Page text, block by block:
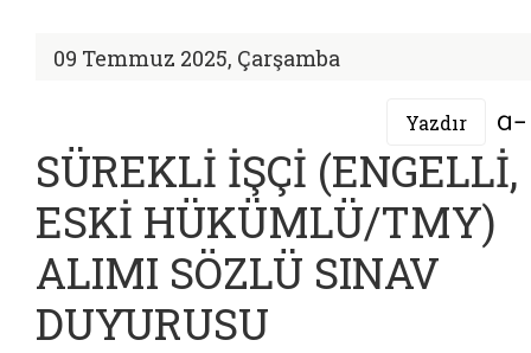
09 Temmuz 2025, Çarşamba
Yazdır
SÜREKLİ İŞÇİ (ENGELLİ,
ESKİ HÜKÜMLÜ/TMY)
ALIMI SÖZLÜ SINAV
DUYURUSU